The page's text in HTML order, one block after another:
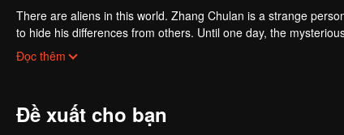
There are aliens in this world. Zhang Chulan is a strange
to hide his differences from others. Until one day, the
hacked by strange people, and involved in unprecedented
Đọc thêm
Đề xuất cho bạn